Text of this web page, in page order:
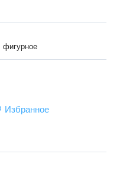
фигурное
Избранное